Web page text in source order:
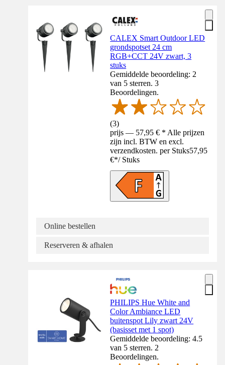
CALEX Smart Outdoor LED
grondspotset 24 cm
RGB+CCT 24V zwart, 3
stuks
Gemiddelde beoordeling: 2
van 5 sterren. 3
Beoordelingen.
(3)
prijs — 57,95 € * Alle prijzen
zijn incl. BTW en excl.
verzendkosten. per Stuks57,95
€*/ Stuks
Online bestellen
Reserveren & afhalen
PHILIPS Hue White and
Color Ambiance LED
buitenspot Lily zwart 24V
(basisset met 1 spot)
Gemiddelde beoordeling: 4.5
van 5 sterren. 2
Beoordelingen.